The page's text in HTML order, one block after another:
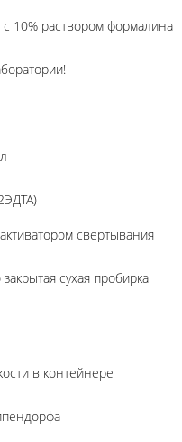
10% раствором формалина
свертывания
сухая пробирка
в контейнере